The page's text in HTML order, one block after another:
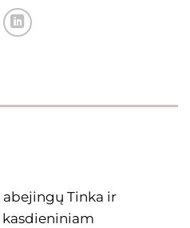
Tinka ir